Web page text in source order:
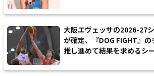
大阪エヴェッサの2026-27
が確定、『DOG FIGHT』
推し進めて結果を求めるシ